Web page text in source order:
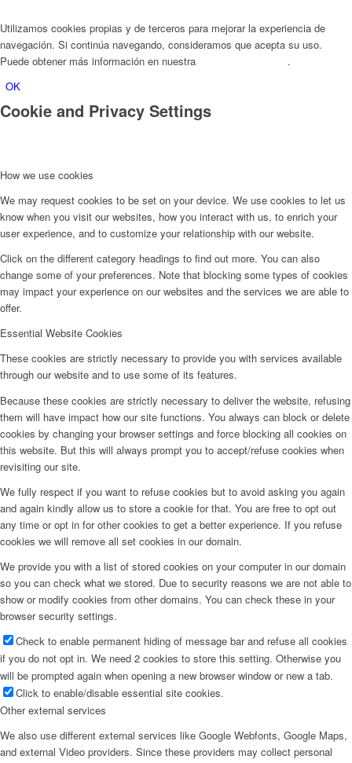
Utilizamos cookies propias y de terceros para mejorar la experiencia de
navegación. Si continúa navegando, consideramos que acepta su uso.
Puede obtener más información en nuestra
.
OK
Cookie and Privacy Settings
How we use cookies
We may request cookies to be set on your device. We use cookies to let us
know when you visit our websites, how you interact with us, to enrich your
user experience, and to customize your relationship with our website.
Click on the different category headings to find out more. You can also
change some of your preferences. Note that blocking some types of cookies
may impact your experience on our websites and the services we are able to
offer.
Essential Website Cookies
These cookies are strictly necessary to provide you with services available
through our website and to use some of its features.
Because these cookies are strictly necessary to deliver the website, refusing
them will have impact how our site functions. You always can block or delete
cookies by changing your browser settings and force blocking all cookies on
this website. But this will always prompt you to accept/refuse cookies when
revisiting our site.
We fully respect if you want to refuse cookies but to avoid asking you again
and again kindly allow us to store a cookie for that. You are free to opt out
any time or opt in for other cookies to get a better experience. If you refuse
cookies we will remove all set cookies in our domain.
We provide you with a list of stored cookies on your computer in our domain
so you can check what we stored. Due to security reasons we are not able to
show or modify cookies from other domains. You can check these in your
browser security settings.
Check to enable permanent hiding of message bar and refuse all cookies
if you do not opt in. We need 2 cookies to store this setting. Otherwise you
will be prompted again when opening a new browser window or new a tab.
Click to enable/disable essential site cookies.
Other external services
We also use different external services like Google Webfonts, Google Maps,
and external Video providers. Since these providers may collect personal